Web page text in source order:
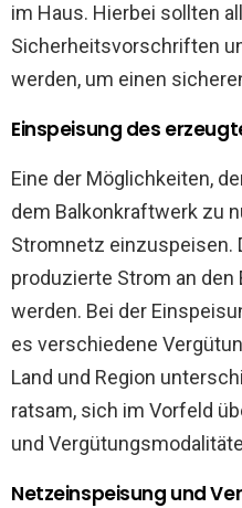
im Haus. Hierbei sollten
Sicherheitsvorschriften
werden, um einen
Einspeisung des
Eine der Möglichkeiten,
dem Balkonkraftwerk zu
Stromnetz einzuspeisen.
produzierte Strom an
werden. Bei der
es verschiedene
Land und Region
ratsam, sich im Vorfeld
und
Netzeinspeisung und